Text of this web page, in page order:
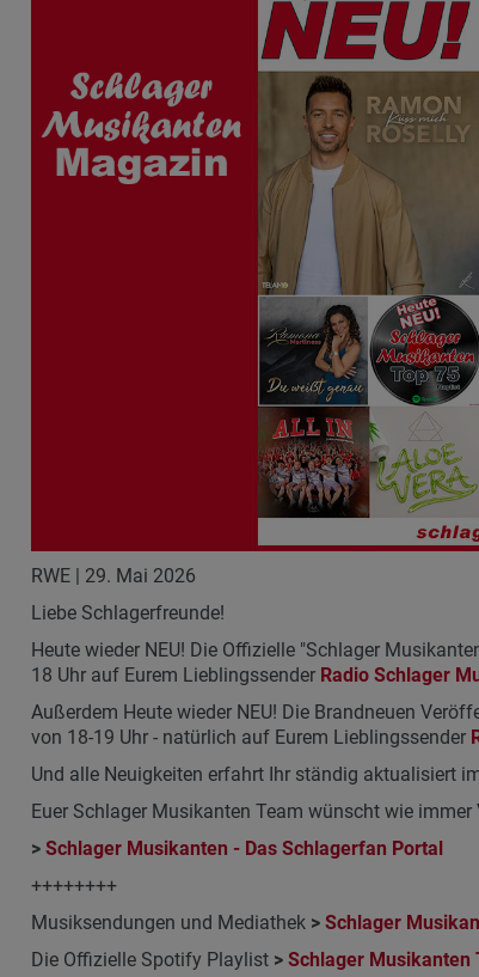
RWE | 29. Mai 2026
Liebe Schlagerfreunde!
Heute wieder NEU! Die Offizielle "Schlager
18 Uhr auf Eurem Lieblingssender Radio Schlager
Außerdem Heute wieder NEU! Die Brandneuen
von 18-19 Uhr - natürlich auf Eurem Lieblingssender
Und alle Neuigkeiten erfahrt Ihr ständig aktualisiert
Euer Schlager Musikanten Team wünscht wie immer
> Schlager Musikanten - Das Schlagerfan Portal
++++++++
Musiksendungen und Mediathek > Schlager
Die Offizielle Spotify Playlist > Schlager Musikanten